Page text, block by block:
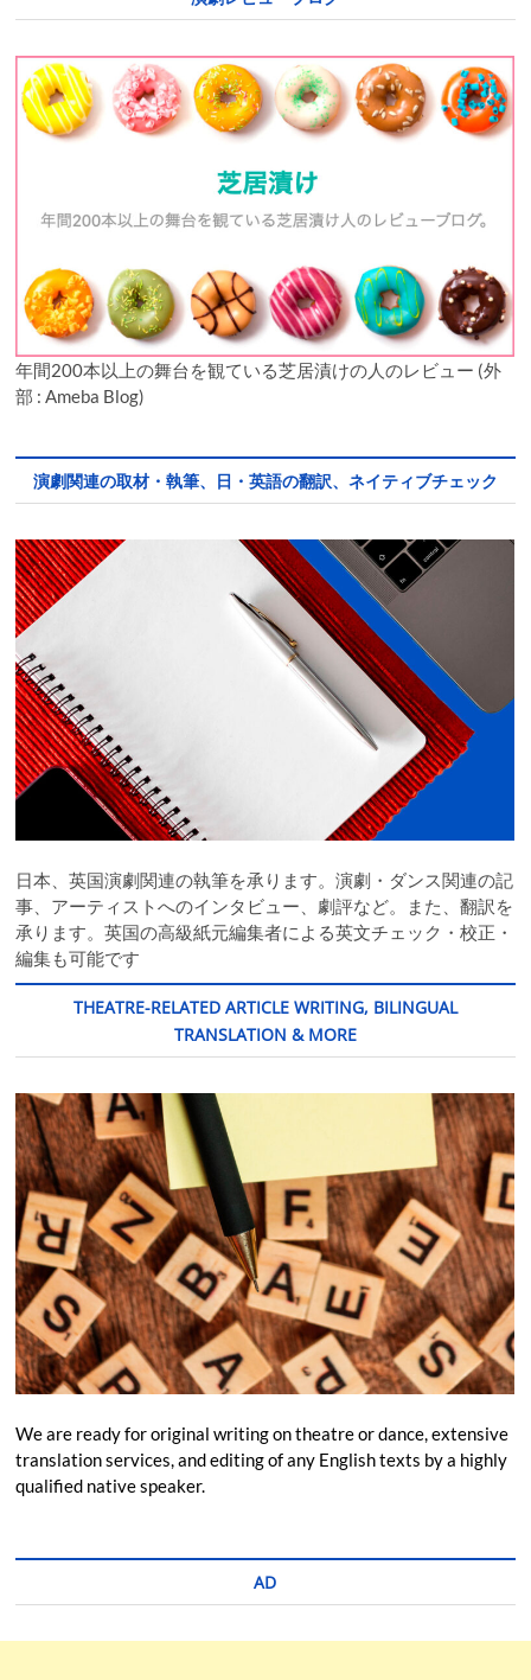
年間200本以上の舞台を観ている芝居漬けの人のレビュー (外
部 : Ameba Blog)
演劇関連の取材・執筆、日・英語の翻訳、ネイティブチェック
日本、英国演劇関連の執筆を承ります。演劇・ダンス関連の記
事、アーティストへのインタビュー、劇評など。また、翻訳を
承ります。英国の高級紙元編集者による英文チェック・校正・
編集も可能です
THEATRE-RELATED ARTICLE WRITING, BILINGUAL
TRANSLATION & MORE
We are ready for original writing on theatre or dance, extensive
translation services, and editing of any English texts by a highly
qualified native speaker.
AD